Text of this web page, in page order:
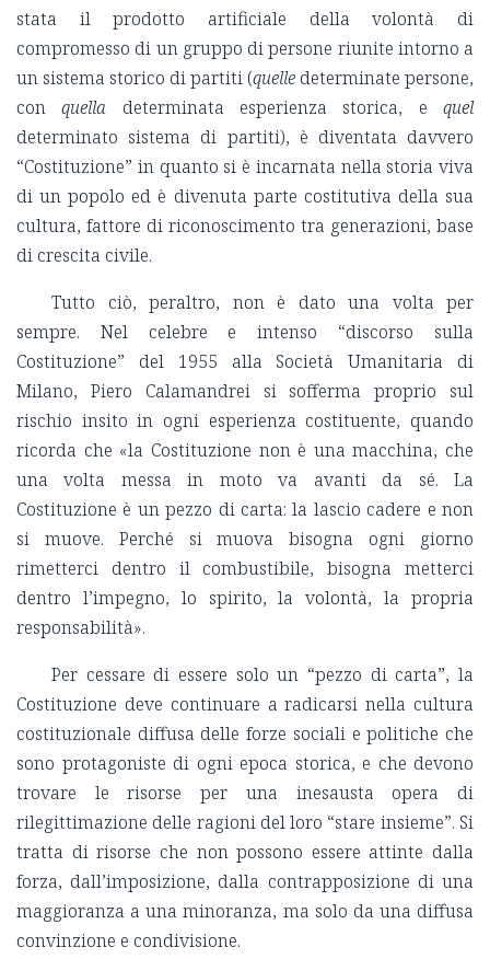
stata il prodotto artificiale della volontà di
compromesso di un gruppo di persone riunite intorno a
un sistema storico di partiti (quelle determinate persone,
conquella determinata esperienza storica, equel
determinato sistema di partiti), è diventata davvero
“Costituzione” in quanto si è incarnata nella storia viva
di un popolo ed è divenuta parte costitutiva della sua
cultura, fattore di riconoscimento tra generazioni, base
di crescita civile.
Tutto ciò, peraltro, non è dato una volta per
sempre. Nel celebre e intenso “discorso sulla
Costituzione” del 1955 alla Società Umanitaria di
Milano, Piero Calamandrei si sofferma proprio sul
rischio insito in ogni esperienza costituente, quando
ricorda che «la Costituzione non è una macchina, che
una volta messa in moto va avanti da sé. La
Costituzione è un pezzo di carta: la lascio cadere e non
si muove. Perché si muova bisogna ogni giorno
rimetterci dentro il combustibile, bisogna metterci
dentro l’impegno, lo spirito, la volontà, la propria
responsabilità».
Per cessare di essere solo un “pezzo di carta”, la
Costituzione deve continuare a radicarsi nella cultura
costituzionale diffusa delle forze sociali e politiche che
sono protagoniste di ogni epoca storica, e che devono
trovare le risorse per una inesausta opera di
rilegittimazione delle ragioni del loro “stare insieme”. Si
tratta di risorse che non possono essere attinte dalla
forza, dall’imposizione, dalla contrapposizione di una
maggioranza a una minoranza, ma solo da una diffusa
convinzione e condivisione.